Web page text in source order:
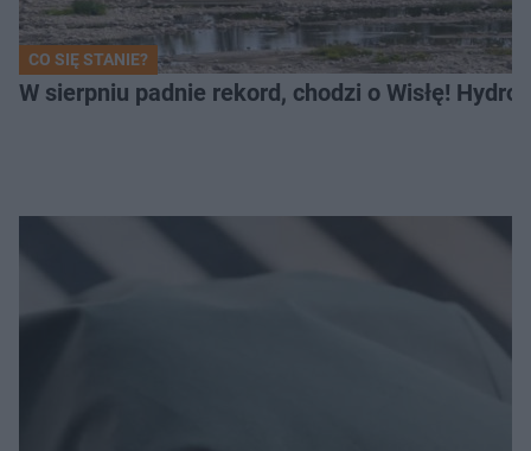
CO SIĘ STANIE?
W sierpniu padnie rekord, chodzi o Wisłę!